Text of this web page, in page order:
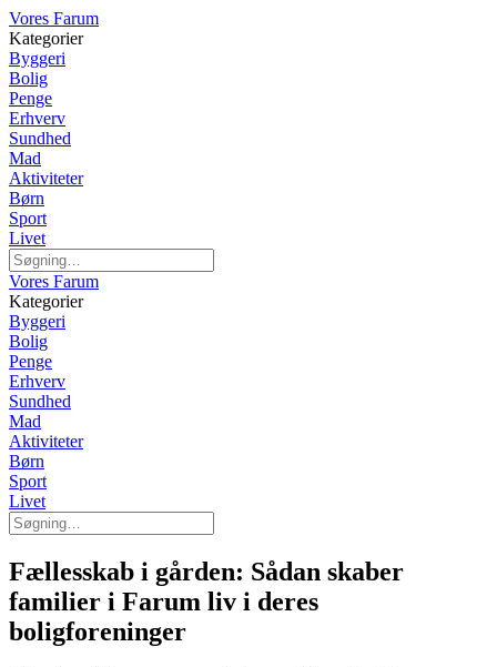
Vores Farum
Kategorier
Byggeri
Bolig
Penge
Erhverv
Sundhed
Mad
Aktiviteter
Børn
Sport
Livet
Vores Farum
Kategorier
Byggeri
Bolig
Penge
Erhverv
Sundhed
Mad
Aktiviteter
Børn
Sport
Livet
Fællesskab i gården: Sådan skaber
familier i Farum liv i deres
boligforeninger